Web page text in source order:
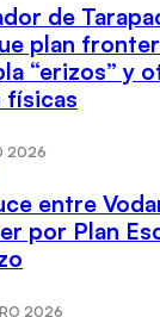
de
plan
“erizos” y
físicas
2026
entre
por Plan
2026